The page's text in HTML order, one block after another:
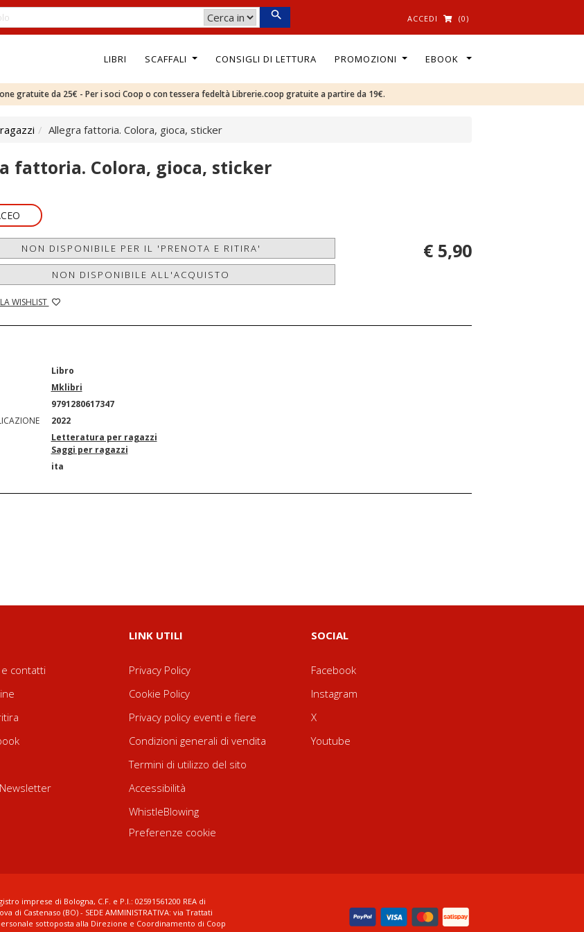
ACCEDI (0)
LIBRI SCAFFALI CONSIGLI DI LETTURA PROMOZIONI EBOOK
gratuite da 25€ - Per i soci Coop o con tessera fedeltà Librerie.coop gratuite a partire da 19€.
Allegra fattoria. Colora, gioca, sticker
fattoria. Colora, gioca, sticker
NON DISPONIBILE PER IL 'PRENOTA E RITIRA'
NON DISPONIBILE ALL'ACQUISTO
WISHLIST
€ 5,90
Libro
Mklibri
9791280617347
2022
Letteratura per ragazzi
Saggi per ragazzi
ita
contatti
LINK UTILI
Privacy Policy
Cookie Policy
Privacy policy eventi e fiere
Condizioni generali di vendita
Termini di utilizzo del sito
Accessibilità
WhistleBlowing
Preferenze cookie
SOCIAL
Facebook
Instagram
X
Youtube
imprese di Bologna, C.F. e P.I.: 02591561200 REA di
di Castenaso (BO) - SEDE AMMINISTRATIVA: via Trattati
sottoposta alla Direzione e Coordinamento di Coop